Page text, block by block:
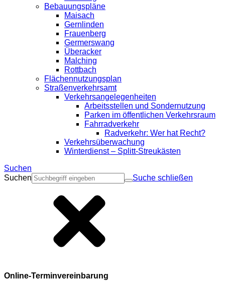
Bebauungspläne
Maisach
Gernlinden
Frauenberg
Germerswang
Überacker
Malching
Rottbach
Flächennutzungsplan
Straßenverkehrsamt
Verkehrsangelegenheiten
Arbeitsstellen und Sondernutzung
Parken im öffentlichen Verkehrsraum
Fahrradverkehr
Radverkehr: Wer hat Recht?
Verkehrsüberwachung
Winterdienst – Splitt-Streukästen
Suchen
Suchen
Suche schließen
Online-Terminvereinbarung